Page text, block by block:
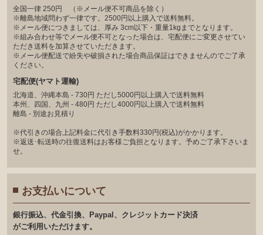
全国一律 250円 （※メール便不可商品を除く）
※離島地域問わず一律です。2500円以上購入で送料無料。
※メール便につきましては、厚み 3cm以下・重量1kgまでとなります。
※組み合わせ等でメール便不可となった場合は、宅配便にご変更させてい
ただき送料を加算させていただきます。
※メール便配送で紛失や破損された場合商品保証はできませんのでご了承
ください。
宅配便(ヤマト運輸)
北海道、沖縄本島 - 730円 ただし5000円以上購入で送料無料
本州、四国、九州 - 480円 ただし4000円以上購入で送料無料
離島 - 別途お見積り
※代引きの場合上記料金に代引き手数料330円(税込)がかかります。
※返送･転送時の往復送料はお客様ご負担となります。予めご了承下さいま
せ。
お支払いについて
銀⾏振込、代⾦引換、Paypal、クレジットカード決済
がご利⽤いただけます。